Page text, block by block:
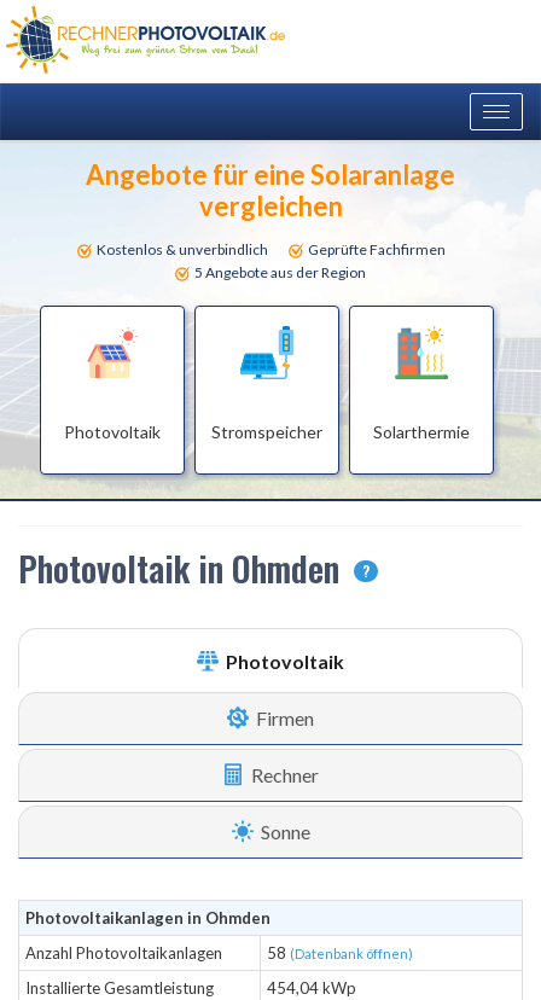
Angebote für eine Solaranlage
vergleichen
Kostenlos & unverbindlich
Geprüfte Fachfirmen
5 Angebote aus der Region
Photovoltaik Stromspeicher Solarthermie
Photovoltaik in Ohmden ?
Photovoltaik
Firmen
Rechner
Sonne
Photovoltaikanlagen in Ohmden
Anzahl Photovoltaikanlagen
58 (Datenbank öffnen)
Installierte Gesamtleistung 454,04 kWp